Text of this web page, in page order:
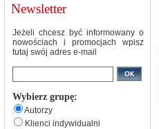
Newsletter
Jeżeli chcesz być informowany o
nowościach i promocjach wpisz
tutaj swój adres e-mail
Wybierz grupę:
Autorzy
Klienci indywidualni